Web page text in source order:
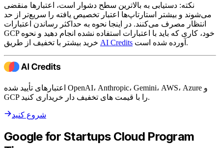
نکته: دستیابی به بالاترین سطح دشوار است، اعتبارها منقضی
می‌شوند و بیشتر استارتاپ‌ها اعتبار تخصیص یافته را سریع‌تر از حد
انتظار مصرف می‌کنند. در اینجا نحوه به حداکثر رساندن اعتبارات
GCP خود، کاری که باید با اعتبارات استفاده نشده انجام دهید و نحوه
AI Credits آورده شده است.
اعتبارهای تأیید شده OpenAI، Anthropic، Gemini، AWS، Azure و
GCP را با قیمت های تخفیف دار خریداری کنید.
شروع کنید
Google for Startups Cloud Program